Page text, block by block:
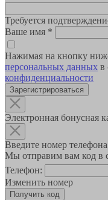
Требуется
Ваше имя *
Нажимая на кнопку
персональных данных в
конфиденциальности
Зарегистрироваться
Электронная бонусная
Введите номер телефона
Мы отправим вам код в
Телефон:
Изменить номер